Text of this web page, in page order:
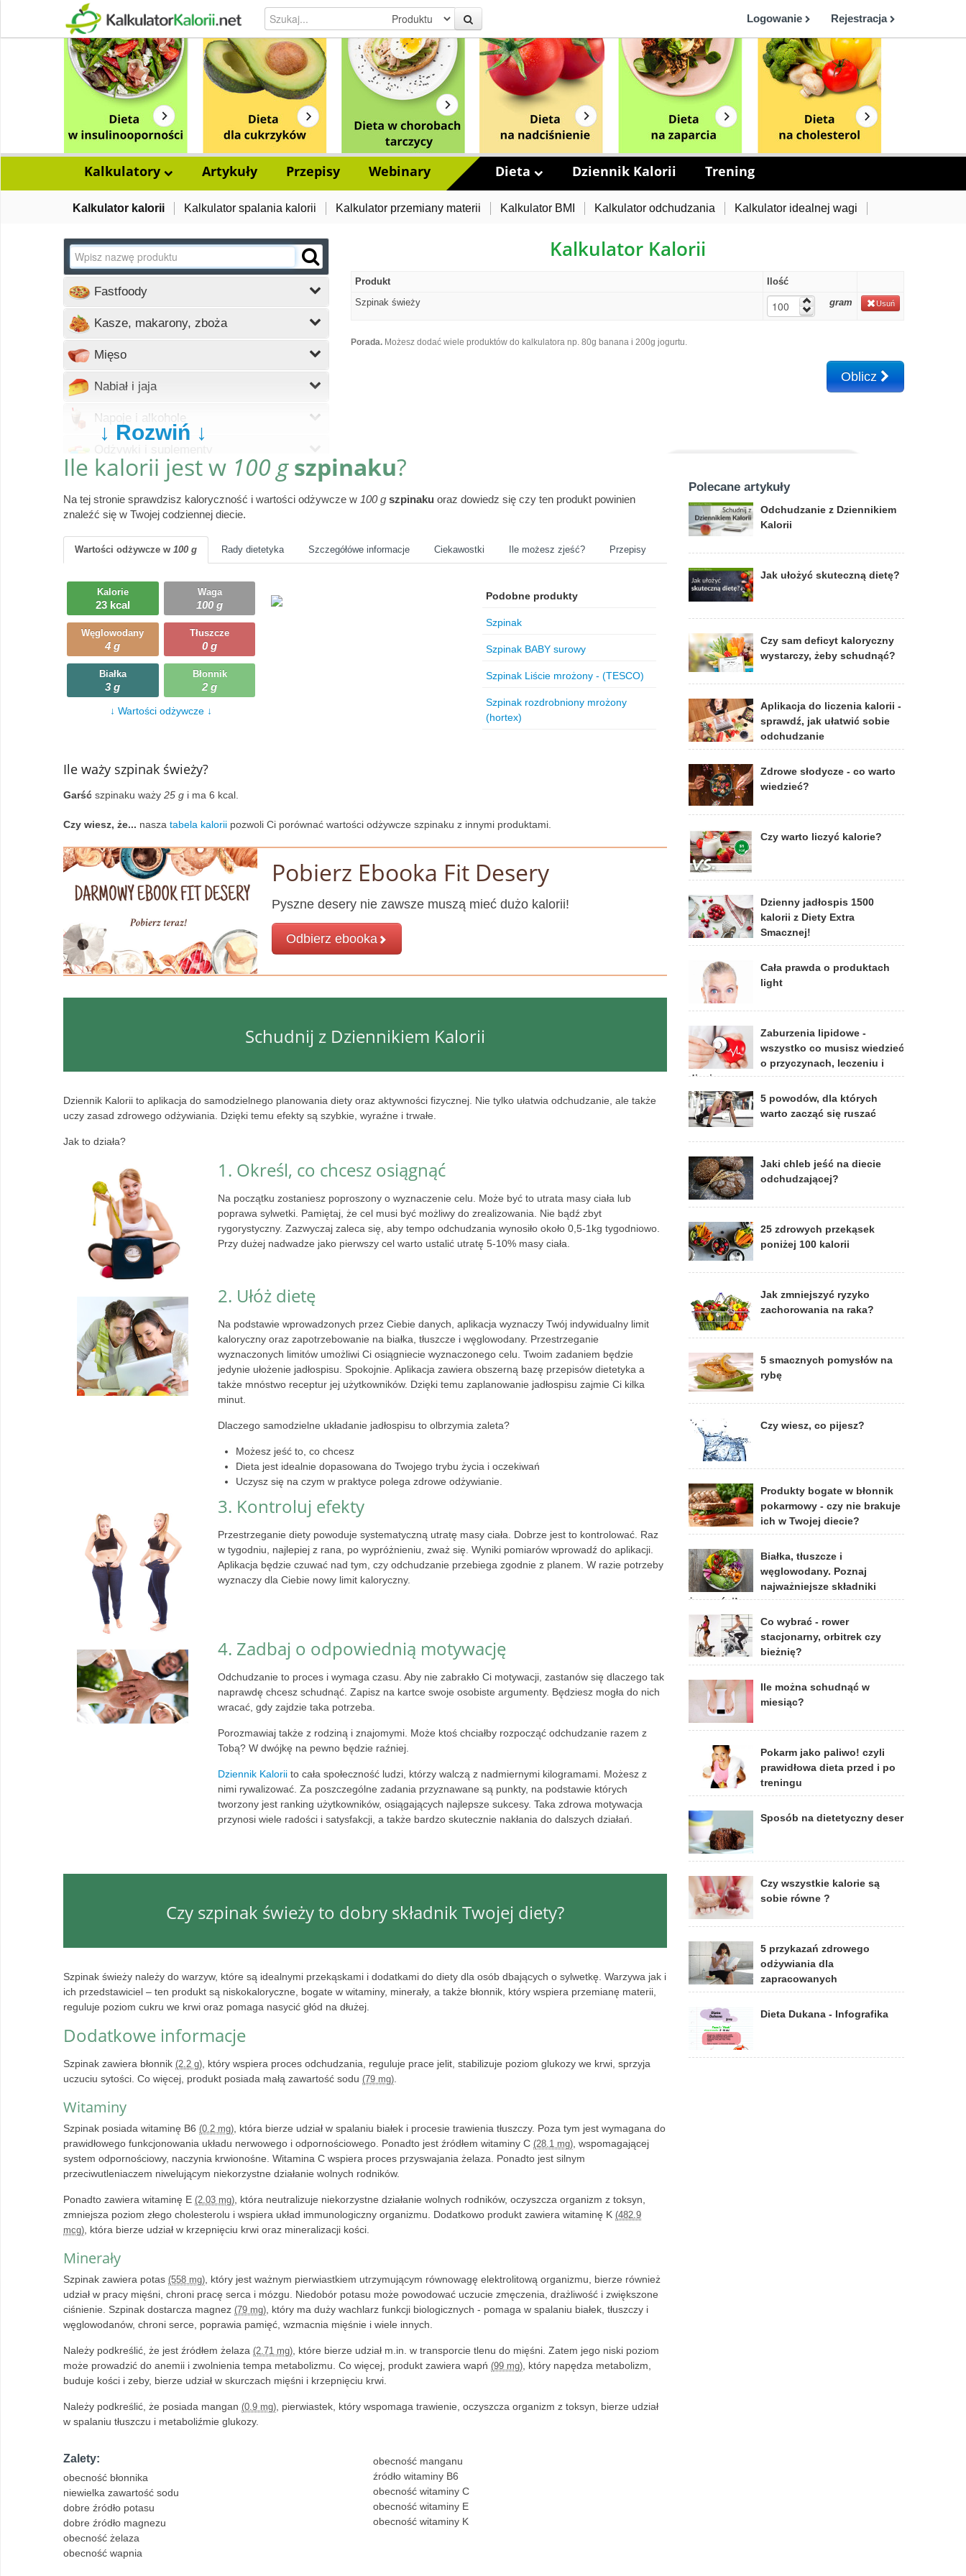
Logowanie Rejestracja
Kalkulatory Artykuły Przepisy Webinary Dieta Dziennik Kalorii Trening
Kalkulator kalorii Kalkulator spalania kalorii Kalkulator przemiany materii Kalkulator BMI Kalkulator odchudzania Kalkulator idealnej wagi
Fastfoody
Wczytywanie
Kasze, makarony, zboża
Wczytywanie
Mięso
Wczytywanie
Nabiał i jaja
Wczytywanie
Napoje i alkohole
Wczytywanie
Wczytywanie
Wczytywanie
Pieczywo
Wczytywanie
Produkty gotowe
Wczytywanie
Ryby i owoce morza
Wczytywanie
Słodycze, desery, ciasta
Wczytywanie
Warzywa
Wczytywanie
Kalkulator Kalorii
Produkt
Ilość
Szpinak świeży
gram Usuń
Porada. Możesz dodać wiele produktów do kalkulatora np. 80g banana i 200g jogurtu.
Oblicz
↓ Rozwiń ↓
Ile kalorii jest w 100 g szpinaku?
Na tej stronie sprawdzisz kaloryczność i wartości odżywcze w 100 g szpinaku oraz dowiedz się czy ten produkt powinien
znaleźć się w Twojej codziennej diecie.
Wartości odżywcze w 100 g Rady dietetyka Szczegółówe informacje Ciekawostki Ile możesz zjeść? Przepisy
Kalorie
23 kcal
Waga
100 g
Węglowodany
4 g
Tłuszcze
0 g
Białka
3 g
Błonnik
2 g
↓ Wartości odżywcze ↓
Podobne produkty
Szpinak
Szpinak BABY surowy
Szpinak Liście mrożony - (TESCO)
Szpinak rozdrobniony mrożony
(hortex)
Ile waży szpinak świeży?
Garść szpinaku waży 25 g i ma 6 kcal.
Czy wiesz, że... nasza tabela kalorii pozwoli Ci porównać wartości odżywcze szpinaku z innymi produktami.
Pobierz Ebooka Fit Desery
Pyszne desery nie zawsze muszą mieć dużo kalorii!
Odbierz ebooka
Schudnij z Dziennikiem Kalorii
Dziennik Kalorii to aplikacja do samodzielnego planowania diety oraz aktywności fizycznej. Nie tylko ułatwia odchudzanie, ale także
uczy zasad zdrowego odżywiania. Dzięki temu efekty są szybkie, wyraźne i trwałe.
Jak to działa?
1. Określ, co chcesz osiągnąć
Na początku zostaniesz poproszony o wyznaczenie celu. Może być to utrata masy ciała lub
poprawa sylwetki. Pamiętaj, że cel musi być możliwy do zrealizowania. Nie bądź zbyt
rygorystyczny. Zazwyczaj zaleca się, aby tempo odchudzania wynosiło około 0,5-1kg tygodniowo.
Przy dużej nadwadze jako pierwszy cel warto ustalić utratę 5-10% masy ciała.
2. Ułóż dietę
Na podstawie wprowadzonych przez Ciebie danych, aplikacja wyznaczy Twój indywidualny limit
kaloryczny oraz zapotrzebowanie na białka, tłuszcze i węglowodany. Przestrzeganie
wyznaczonych limitów umożliwi Ci osiągniecie wyznaczonego celu. Twoim zadaniem będzie
jedynie ułożenie jadłospisu. Spokojnie. Aplikacja zawiera obszerną bazę przepisów dietetyka a
także mnóstwo receptur jej użytkowników. Dzięki temu zaplanowanie jadłospisu zajmie Ci kilka
minut.
Dlaczego samodzielne układanie jadłospisu to olbrzymia zaleta?
Możesz jeść to, co chcesz
Dieta jest idealnie dopasowana do Twojego trybu życia i oczekiwań
Uczysz się na czym w praktyce polega zdrowe odżywianie.
3. Kontroluj efekty
Przestrzeganie diety powoduje systematyczną utratę masy ciała. Dobrze jest to kontrolować. Raz
w tygodniu, najlepiej z rana, po wypróżnieniu, zważ się. Wyniki pomiarów wprowadź do aplikacji.
Aplikacja będzie czuwać nad tym, czy odchudzanie przebiega zgodnie z planem. W razie potrzeby
wyznaczy dla Ciebie nowy limit kaloryczny.
4. Zadbaj o odpowiednią motywację
Odchudzanie to proces i wymaga czasu. Aby nie zabrakło Ci motywacji, zastanów się dlaczego tak
naprawdę chcesz schudnąć. Zapisz na kartce swoje osobiste argumenty. Będziesz mogła do nich
wracać, gdy zajdzie taka potrzeba.
Porozmawiaj także z rodziną i znajomymi. Może ktoś chciałby rozpocząć odchudzanie razem z
Tobą? W dwójkę na pewno będzie raźniej.
Dziennik Kalorii to cała społeczność ludzi, którzy walczą z nadmiernymi kilogramami. Możesz z
nimi rywalizować. Za poszczególne zadania przyznawane są punkty, na podstawie których
tworzony jest ranking użytkowników, osiągających najlepsze sukcesy. Taka zdrowa motywacja
przynosi wiele radości i satysfakcji, a także bardzo skutecznie nakłania do dalszych działań.
Czy szpinak świeży to dobry składnik Twojej diety?
Szpinak świeży należy do warzyw, które są idealnymi przekąskami i dodatkami do diety dla osób dbających o sylwetkę. Warzywa jak i
ich przedstawiciel – ten produkt są niskokaloryczne, bogate w witaminy, minerały, a także błonnik, który wspiera przemianę materii,
reguluje poziom cukru we krwi oraz pomaga nasycić głód na dłużej.
Dodatkowe informacje
Szpinak zawiera błonnik (2.2 g) , który wspiera proces odchudzania, reguluje prace jelit, stabilizuje poziom glukozy we krwi, sprzyja
uczuciu sytości. Co więcej, produkt posiada małą zawartość sodu (79 mg)
Witaminy
Szpinak posiada witaminę B6 (0.2 mg) , która bierze udział w spalaniu białek i procesie trawienia tłuszczy. Poza tym jest wymagana do
prawidłowego funkcjonowania układu nerwowego i odpornościowego. Ponadto jest źródłem witaminy C (28.1 mg) , wspomagającej
system odpornościowy, naczynia krwionośne. Witamina C wspiera proces przyswajania żelaza. Ponadto jest silnym
przeciwutleniaczem niwelującym niekorzystne działanie wolnych rodników.
Ponadto zawiera witaminę E (2.03 mg) , która neutralizuje niekorzystne działanie wolnych rodników, oczyszcza organizm z toksyn,
zmniejsza poziom złego cholesterolu i wspiera układ immunologiczny organizmu. Dodatkowo produkt zawiera witaminę K (482.9
mcg) , która bierze udział w krzepnięciu krwi oraz mineralizacji kości.
Minerały
Szpinak zawiera potas (558 mg) , który jest ważnym pierwiastkiem utrzymującym równowagę elektrolitową organizmu, bierze również
udział w pracy mięśni, chroni pracę serca i mózgu. Niedobór potasu może powodować uczucie zmęczenia, drażliwość i zwiększone
ciśnienie. Szpinak dostarcza magnez (79 mg) , który ma duży wachlarz funkcji biologicznych - pomaga w spalaniu białek, tłuszczy i
węglowodanów, chroni serce, poprawia pamięć, wzmacnia mięśnie i wiele innych.
Należy podkreślić, że jest źródłem żelaza (2.71 mg) , które bierze udział m.in. w transporcie tlenu do mięśni. Zatem jego niski poziom
może prowadzić do anemii i zwolnienia tempa metabolizmu. Co więcej, produkt zawiera wapń (99 mg) , który napędza metabolizm,
buduje kości i zeby, bierze udział w skurczach mięśni i krzepnięciu krwi.
Należy podkreślić, że posiada mangan (0.9 mg) , pierwiastek, który wspomaga trawienie, oczyszcza organizm z toksyn, bierze udział
w spalaniu tłuszczu i metaboliźmie glukozy.
Zalety:
obecność błonnika
niewielka zawartość sodu
dobre źródło potasu
dobre źródło magnezu
obecność żelaza
obecność wapnia
obecność manganu
źródło witaminy B6
obecność witaminy C
obecność witaminy E
obecność witaminy K
Polecane artykuły
Odchudzanie z Dziennikiem
Kalorii
Jak ułożyć skuteczną dietę?
Czy sam deficyt kaloryczny
wystarczy, żeby schudnąć?
Aplikacja do liczenia kalorii -
sprawdź, jak ułatwić sobie
odchudzanie
Zdrowe słodycze - co warto
wiedzieć?
Czy warto liczyć kalorie?
Dzienny jadłospis 1500
kalorii z Diety Extra
Smacznej!
Cała prawda o produktach
light
Zaburzenia lipidowe -
wszystko co musisz wiedzieć
o przyczynach, leczeniu i
diecie
5 powodów, dla których
warto zacząć się ruszać
Jaki chleb jeść na diecie
odchudzającej?
25 zdrowych przekąsek
poniżej 100 kalorii
Jak zmniejszyć ryzyko
zachorowania na raka?
5 smacznych pomysłów na
rybę
Czy wiesz, co pijesz?
Produkty bogate w błonnik
pokarmowy - czy nie brakuje
ich w Twojej diecie?
Białka, tłuszcze i
węglowodany. Poznaj
najważniejsze składniki
żywności!
Co wybrać - rower
stacjonarny, orbitrek czy
bieżnię?
Ile można schudnąć w
miesiąc?
Pokarm jako paliwo! czyli
prawidłowa dieta przed i po
treningu
Sposób na dietetyczny deser
Czy wszystkie kalorie są
sobie równe ?
5 przykazań zdrowego
odżywiania dla
zapracowanych
Dieta Dukana - Infografika